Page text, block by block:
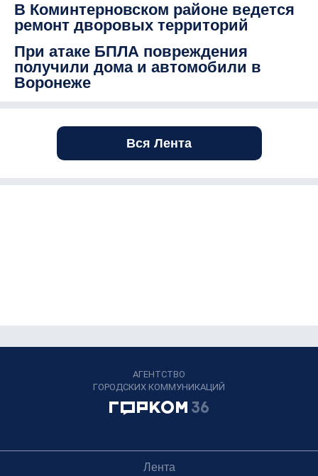
В Коминтерновском районе ведется
ремонт дворовых территорий
При атаке БПЛА повреждения
получили дома и автомобили в
Воронеже
Вся Лента
АГЕНТСТВО
ГОРОДСКИХ КОММУНИКАЦИЙ
Лента